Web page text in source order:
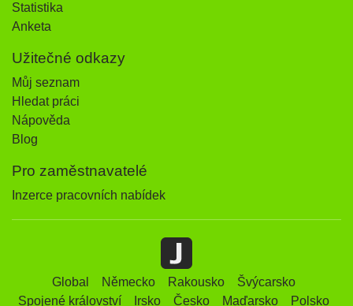
Statistika
Anketa
Užitečné odkazy
Můj seznam
Hledat práci
Nápověda
Blog
Pro zaměstnavatelé
Inzerce pracovních nabídek
Global Německo Rakousko
Švýcarsko
Spojené království
Irsko Česko Maďarsko Polsko